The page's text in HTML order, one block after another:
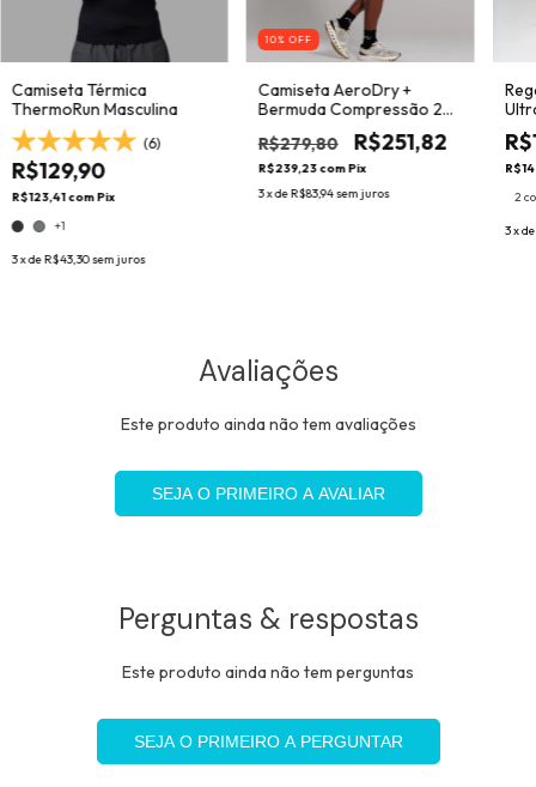
Camiseta Térmica
ThermoRun Masculina
(6)
R$129,90
R$123,41comPix
+1
3x deR$43,30sem juros
10% OFF
Camiseta AeroDry +
Bermuda Compressão 2
Bolsos Masculina
R$279,80 R$251,82
R$239,23comPix
3x deR$83,94sem juros
2
3x de
Avaliações
Este produto ainda não tem avaliações
SEJA O PRIMEIRO A AVALIAR
Perguntas & respostas
Este produto ainda não tem perguntas
SEJA O PRIMEIRO A PERGUNTAR